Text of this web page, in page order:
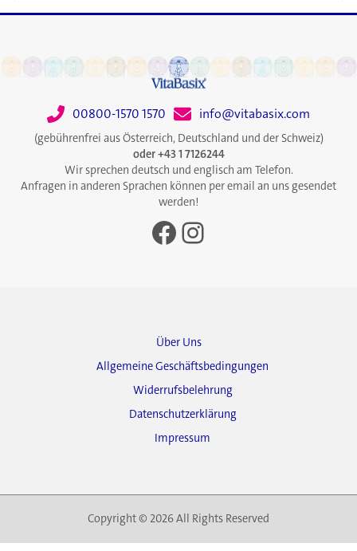
00800-1570 1570 info@vitabasix.com
(gebührenfrei aus Österreich, Deutschland und der Schweiz)
oder +43 1 7126244
Wir sprechen deutsch und englisch am Telefon.
Anfragen in anderen Sprachen können per email an uns gesendet
werden!
Facebook
Instagram
Über Uns
Allgemeine Geschäftsbedingungen
Widerrufsbelehrung
Datenschutzerklärung
Impressum
Copyright © 2026 All Rights Reserved